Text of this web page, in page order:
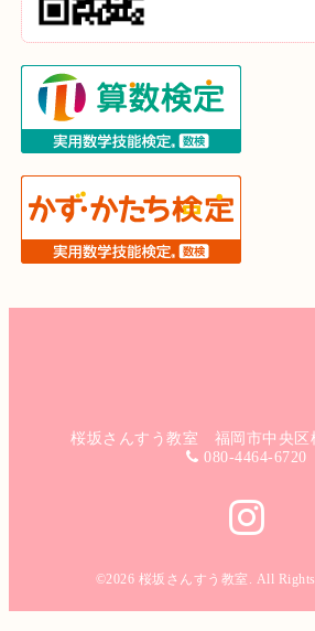
桜坂さんすう教室 福岡市中央区
080-4464-6720
©2026 桜坂さんすう教室 . All